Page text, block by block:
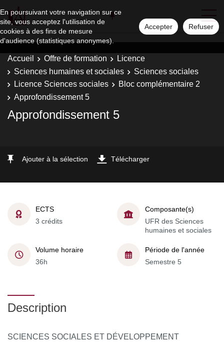
En poursuivant votre navigation sur ce
site, vous acceptez l'utilisation de
cookies à des fins de mesure
d'audience (statistiques anonymes).
Accepter Refuser
Accueil Offre de formation
Licence
Sciences humaines et sociales
Sciences sociales
Licence Sciences sociales
Bloc complémentaire 2
Approfondissement 5
Approfondissement 5
Ajouter à la sélection Télécharger
ECTS
3 crédits
Composante(s)
UFR des Sciences
humaines et sociales
Volume horaire
36h
Période de l'année
Semestre 5
Description
SCIENCES SOCIALES ET DÉVELOPPEMENT